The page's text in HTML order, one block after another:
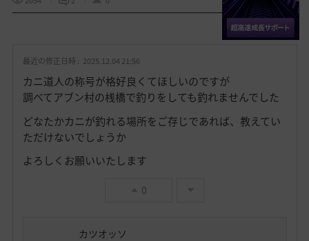
お
り
共有する
最近の修正日時 : 2025.12.04 21:56
カニ道人の称号が格好良くてほしいのですが
調べてアブン村の桟橋で釣りをしても釣れませんでした
どなたかカニが釣れる場所をご存じであれば、教えてい
ただけないでしょうか
よろしくお願いいたします
0
カツオッソ